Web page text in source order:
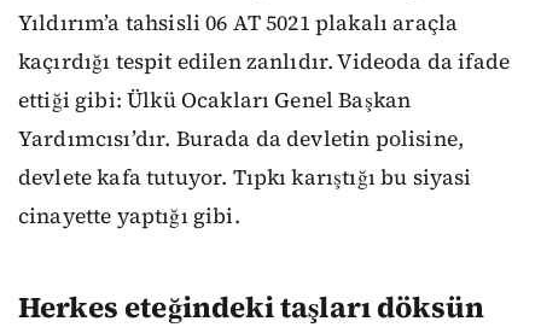
Yıldırım’a tahsisli 06 AT 5021 plakalı araçla
kaçırdığı tespit edilen zanlıdır. Videoda da ifade
ettiği gibi: Ülkü Ocakları Genel Başkan
Yardımcısı’dır. Burada da devletin polisine,
devlete kafa tutuyor. Tıpkı karıştığı bu siyasi
cinayette yaptığı gibi.
Herkes eteğindeki taşları döksün